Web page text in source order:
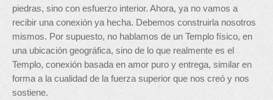
piedras, sino con esfuerzo interior. Ahora, ya no vamos a
recibir una conexión ya hecha. Debemos construirla nosotros
mismos. Por supuesto, no hablamos de un Templo físico, en
una ubicación geográfica, sino de lo que realmente es el
Templo, conexión basada en amor puro y entrega, similar en
forma a la cualidad de la fuerza superior que nos creó y nos
sostiene.